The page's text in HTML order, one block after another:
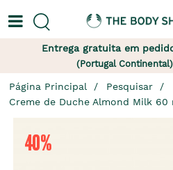
Entrega gratuita em
(Portugal
Página Principal
Pesquisar
Creme de Duche Almond Milk 60